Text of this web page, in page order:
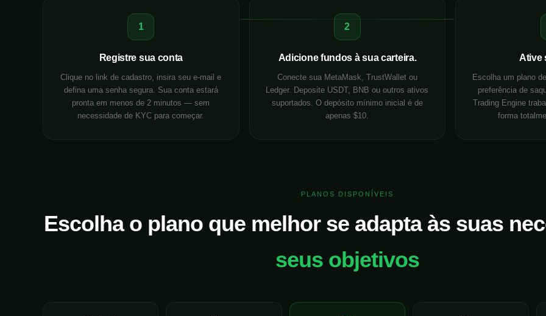
1
Registre sua conta
Clique no link de cadastro, insira seu e-mail e
defina uma senha segura. Sua conta estará
pronta em menos de 2 minutos — sem
necessidade de KYC para começar.
2
Adicione fundos à sua carteira.
Conecte sua MetaMask, TrustWallet ou
Ledger. Deposite USDT, BNB ou outros ativos
suportados. O depósito mínimo inicial é de
apenas $10.
Ative
Escolha um plano
preferência de
Trading Engine
forma
PLANOS DISPONÍVEIS
Escolha o plano que melhor se adapta às suas
seus objetivos